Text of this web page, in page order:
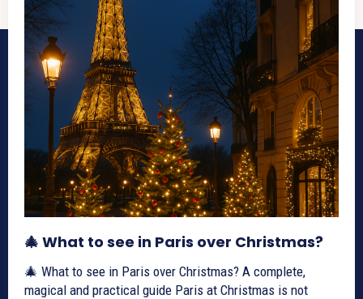
🎄 What to see in Paris over Christmas?
🎄 What to see in Paris over Christmas? A complete,
magical and practical guide Paris at Christmas is not